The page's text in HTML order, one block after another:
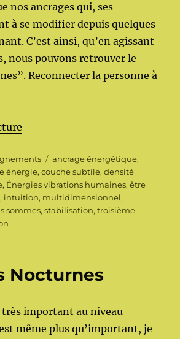
nos ancrages qui, ses
à se modifier depuis quelques
C’est ainsi, qu’en agissant
nous pouvons retrouver le
Reconnecter la personne à
Étiquettes
ancrage énergétique,
énergie,couche subtile,densité
, Énergies vibrations humaines,être
, intuition, multidimensionnel,
sommes,stabilisation,troisième
Nocturnes
important au niveau
même plus qu’important, je